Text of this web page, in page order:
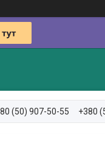
(50) 907-50-55 +380